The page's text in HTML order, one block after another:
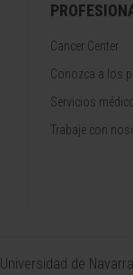
Cancer Center
Conozca a los
Servicios
Trabaje con
Universidad de Navarra